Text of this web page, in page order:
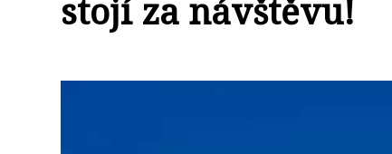
stojí za návštěvu!